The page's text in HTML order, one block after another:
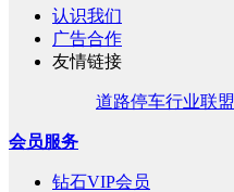
认识我们
广告合作
友情链接
道路停车行业联盟
会员服务
钻石VIP会员